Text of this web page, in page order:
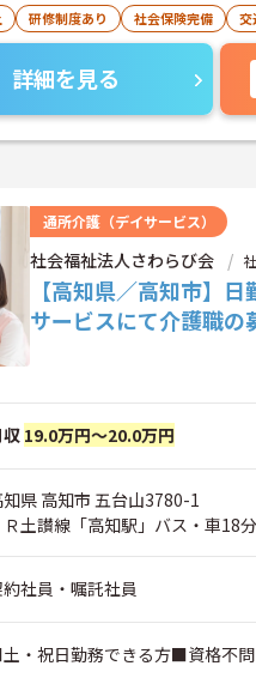
研修制度あり 社会保険完備 交
詳細を見る
通所介護（デイサービス）
社会福祉法人さわらび会
【高知県／高知市】
サービスにて介護職の
収 19.0万円～20.0万円
知県 高知市 五台山3780-1
Ｒ土讃線「高知駅」バス・車18分
社員・嘱託社員
・祝日勤務できる方■資格不問